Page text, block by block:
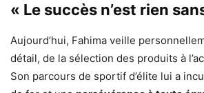
« Le succès n’est rien
Aujourd’hui, Fahima veille
détail, de la sélection des produits à
Son parcours de sportif d’élite lui a